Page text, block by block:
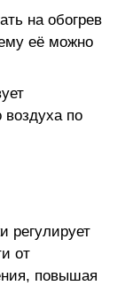
на обогрев
её можно
по
регулирует
от
повышая